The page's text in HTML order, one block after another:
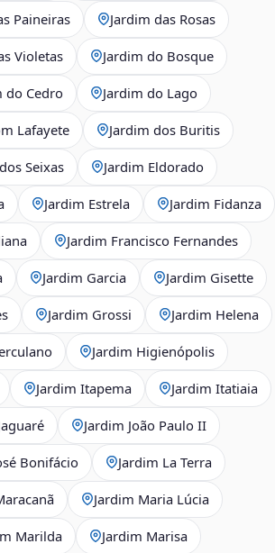
Paineiras Jardim das Rosas
Violetas Jardim do Bosque
do Cedro Jardim do Lago
Lafayete Jardim dos Buritis
Seixas Jardim Eldorado
Jardim Estrela Jardim Fidanza
Jardim Francisco Fernandes
Jardim Garcia Jardim Gisette
Jardim Grossi Jardim Helena
Jardim Higienópolis
Jardim Itapema Jardim Itatiaia
Jardim João Paulo II
Bonifácio Jardim La Terra
Jardim Maria Lúcia
Marilda Jardim Marisa